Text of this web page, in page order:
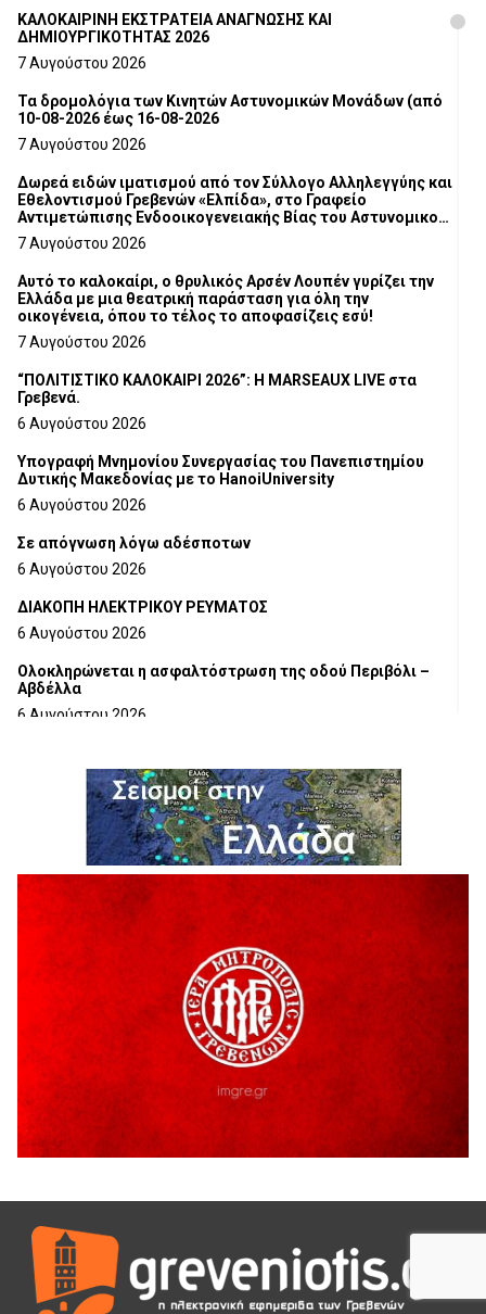
ΚΑΛΟΚΑΙΡΙΝΗ ΕΚΣΤΡΑΤΕΙΑ ΑΝΑΓΝΩΣΗΣ ΚΑΙ
ΔΗΜΙΟΥΡΓΙΚΟΤΗΤΑΣ 2026
7 Αυγούστου 2026
Τα δρομολόγια των Κινητών Αστυνομικών Μονάδων (από
10-08-2026 έως 16-08-2026
7 Αυγούστου 2026
Δωρεά ειδών ιματισμού από τον Σύλλογο Αλληλεγγύης και
Εθελοντισμού Γρεβενών «Ελπίδα», στο Γραφείο
Αντιμετώπισης Ενδοοικογενειακής Βίας του Αστυνομικού
Τμήματος Γρεβενών
7 Αυγούστου 2026
Αυτό το καλοκαίρι, ο θρυλικός Αρσέν Λουπέν γυρίζει την
Ελλάδα με μια θεατρική παράσταση για όλη την
οικογένεια, όπου το τέλος το αποφασίζεις εσύ!
7 Αυγούστου 2026
“ΠΟΛΙΤΙΣΤΙΚΟ ΚΑΛΟΚΑΙΡΙ 2026”: Η MARSEAUX LIVE στα
Γρεβενά.
6 Αυγούστου 2026
Υπογραφή Μνημονίου Συνεργασίας του Πανεπιστημίου
Δυτικής Μακεδονίας με το HanoiUniversity
6 Αυγούστου 2026
Σε απόγνωση λόγω αδέσποτων
6 Αυγούστου 2026
ΔΙΑΚΟΠΗ ΗΛΕΚΤΡΙΚΟΥ ΡΕΥΜΑΤΟΣ
6 Αυγούστου 2026
Ολοκληρώνεται η ασφαλτόστρωση της οδού Περιβόλι –
Αβδέλλα
6 Αυγούστου 2026
5 Αυγούστου 2026
Ο ΑΝΔΡΕΑΣ ΑΣΛΑΝΙΔΗΣ ΣΥΝΕΧΙΖΕΙ ΣΤΟΝ ΠΡΩΤΕΑ
ΓΡΕΒΕΝΩΝ
5 Αυγούστου 2026
Ευχαριστήριο Εκπολιτιστικού Συλλόγου Ταξιάρχη προς κ.
Παρασχάκη Αθανάσιο
Διακοπή υδροδότησης του Α΄ κλάδου ύδρευσης
5 Αυγούστου 2026
Η Marseaux στα Γρεβενά για μια μοναδική συναυλία
Θερινό Σινεμά στο πλαίσιο του «Πολιτιστικού
Καλοκαιριού 2026» με την βραβευμένη ταινία «Μικρές
Ανάσες».
Γρεβενά: Συνελήφθη 18χρονος αλλοδαπός, για κλοπή
εξοπλισμού γυμναστηρίου
5 Αυγούστου 2026
ΑΗ ΛΑΟΣ | 5 Αυγούστου | Υπαίθριο Θέατρο “Καστράκι”,
Γρεβενά